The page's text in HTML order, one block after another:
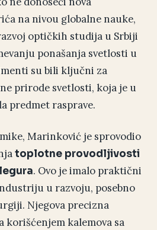
na nivou globalne nauke,
optičkih studija u Srbiji
ponašanja svetlosti u
su bili ključni za
prirode svetlosti, koja je u
predmet rasprave.
Marinković je sprovodio
toplotne provodljivosti
. Ovo je imalo praktični
u razvoju, posebno
Njegova precizna
korišćenjem kalemova sa